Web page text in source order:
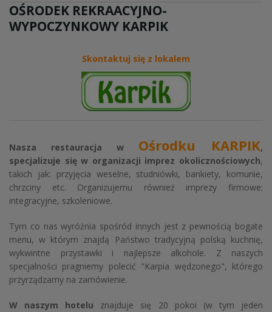
OŚRODEK REKRAACYJNO-
WYPOCZYNKOWY KARPIK
Skontaktuj się z lokalem
Nasza restauracja w Ośrodku KARPIK,
specjalizuje się w organizacji imprez okolicznościowych,
takich jak: przyjęcia weselne, studniówki, bankiety, komunie,
chrzciny etc. Organizujemu również imprezy firmowe:
integracyjne, szkoleniowe.
Tym co nas wyróżnia spośród innych jest z pewnością bogate
menu, w którym znajdą Państwo tradycyjną polską kuchnię,
wykwintne przystawki i najlepsze alkohole. Z naszych
specjalności pragniemy polecić "Karpia wędzonego", którego
przyrządzamy na zamówienie.
W naszym hotelu znajduje się 20 pokoi (w tym jeden